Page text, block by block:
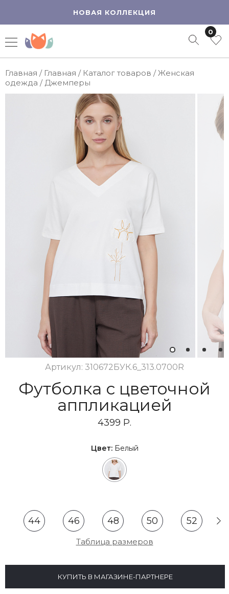
НОВАЯ КОЛЛЕКЦИЯ
0
Главная / Главная / Каталог товаров /Женская
одежда / Джемперы
1
Артикул: 310672БУК.6_313.0700R
Футболка с цветочной
аппликацией
4399 Р.
Цвет:Белый
44 46 48 50 52
Таблица размеров
КУПИТЬ В МАГАЗИНЕ-ПАРТНЕРЕ